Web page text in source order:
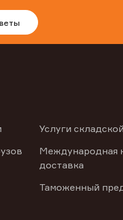
Услуги
Международная
доставка
Таможенный